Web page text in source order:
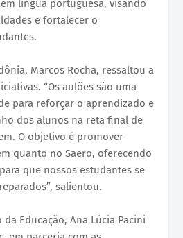
língua portuguesa, visando
e fortalecer o
Marcos Rocha, ressaltou a
“Os aulões são uma
para reforçar o aprendizado e
dos alunos na reta final de
O objetivo é promover
quanto no Saero, oferecendo
que nossos estudantes se
salientou.
Educação, Ana Lúcia Pacini